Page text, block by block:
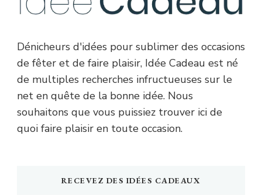
Dénicheurs d'idées pour sublimer des occasions
de fêter et de faire plaisir, Idée Cadeau est né
de multiples recherches infructueuses sur le
net en quête de la bonne idée. Nous
souhaitons que vous puissiez trouver ici de
quoi faire plaisir en toute occasion.
RECEVEZ DES IDÉES CADEAUX